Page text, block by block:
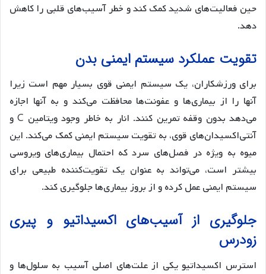
حین فعالیت‌های شدید کمک کند و خطر آسیب‌های قلبی را کاهش
دهد.
تقویت عملکرد سیستم ایمنی بدن
برای ورزشکاران، یک سیستم ایمنی قوی بسیار مهم است زیرا
آنها را از بیماری‌ها و عفونت‌ها محافظت می‌کند و به آنها اجازه
می‌دهد بدون وقفه تمرین کنند. انار به خاطر وجود ویتامین C و
آنتی‌اکسیدان‌های قوی، به تقویت سیستم ایمنی کمک می‌کند. این
میوه به ویژه در فصل‌های سرد که احتمال بیماری‌های ویروسی
بیشتر است، می‌تواند به عنوان یک تقویت‌کننده طبیعی برای
سیستم ایمنی عمل کرده و از بروز بیماری‌ها جلوگیری کند​.
جلوگیری از آسیب‌های اکسیداتیو و پیری
زودرس
استرس اکسیداتیو یکی از علت‌های اصلی آسیب به سلول‌ها و